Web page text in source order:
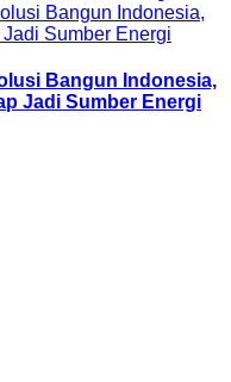
Bangun Indonesia,
Jadi Sumber Energi